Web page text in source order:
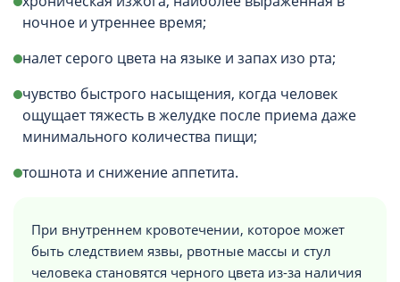
ночное и утреннее время;
налет серого цвета на языке и запах изо рта;
чувство быстрого насыщения, когда человек
ощущает тяжесть в желудке после приема даже
минимального количества пищи;
тошнота и снижение аппетита.
При внутреннем кровотечении, которое может
быть следствием язвы, рвотные массы и стул
человека становятся черного цвета из-за наличия